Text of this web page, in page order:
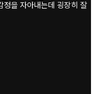
정을 자아내는데 굉장히 잘